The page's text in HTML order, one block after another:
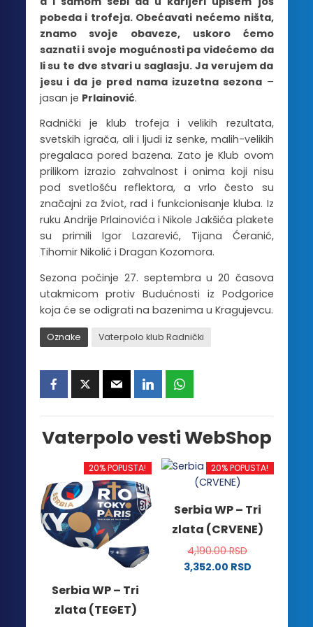
pobeda i trofeja. Obećavati nećemo ništa,
znamo svoje obaveze, uskoro ćemo
saznati i svoje mogućnosti pa videćemo da
li su te dve stvari u saglasju. Ja verujem da
jesu i da je pred nama izuzetna sezona–
jasan je Prlainović.
Radnički je klub trofeja i velikih rezultata,
svetskih igrača, ali i ljudi iz senke, malih-velikih
pregalaca pored bazena. Zato je Klub ovom
prilikom izrazio zahvalnost i onima koji nisu
pod svetlošću reflektora, a vrlo često su
značajni za žviot, rad i funkcionisanje kluba. Iz
ruku Andrije Prlainovića i Nikole Jakšića plakete
su primili Igor Lazarević, Tijana Ćeranić,
Tihomir Nikolić i Dragan Kozomora.
Sezona počinje 27. septembra u 20 časova
utakmicom protiv Budućnosti iz Podgorice
koja će se odigrati na bazenima u Kragujevcu.
Oznake Vaterpolo klub Radnički
Vaterpolo vesti WebShop
20% POPUSTA!
Serbia WP – Tri
zlata (TEGET)
20% POPUSTA!
Serbia WP – Tri
zlata (CRVENE)
4,190.00RSD
3,352.00 RSD